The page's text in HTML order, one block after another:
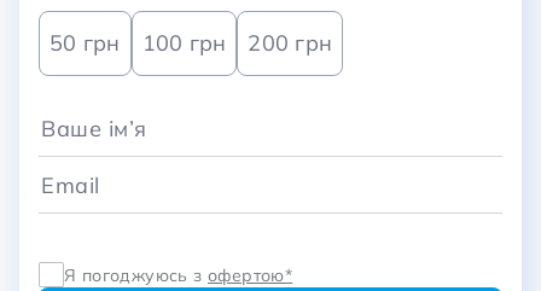
50 грн 100 грн 200 грн
Я погоджуюсь зофертою*